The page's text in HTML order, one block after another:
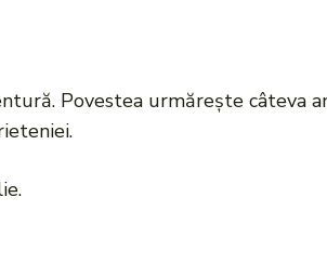
Povestea urmărește câteva